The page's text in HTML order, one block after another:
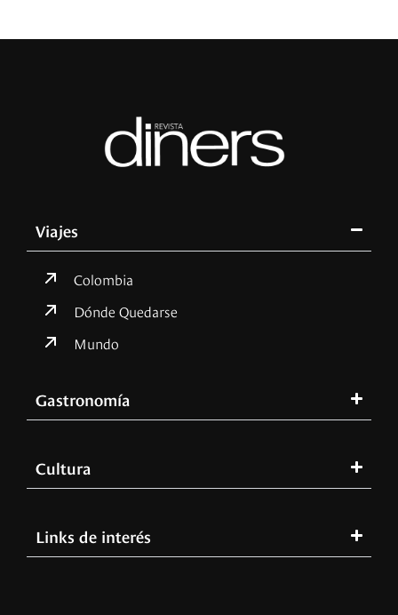
Viajes
Colombia
Dónde Quedarse
Mundo
Gastronomía
Cultura
Links de interés